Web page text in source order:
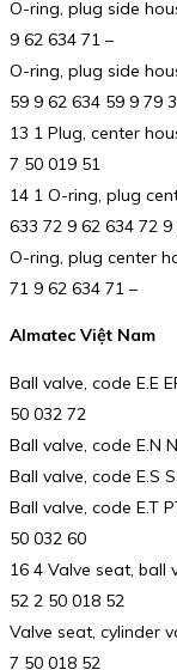
O-ring, plug side
9 62 634 71 –
O-ring, plug side
59 9 62 634 59 9 79
13 1 Plug, center
7 50 019 51
14 1 O-ring, plug
633 72 9 62 634 72 9
O-ring, plug center
71 9 62 634 71 –
Almatec Việt Nam
Ball valve, code E.E
50 032 72
Ball valve, code E.N
Ball valve, code E.S
Ball valve, code E.T
50 032 60
16 4 Valve seat, ball
52 2 50 018 52
Valve seat, cylinder
7 50 018 52